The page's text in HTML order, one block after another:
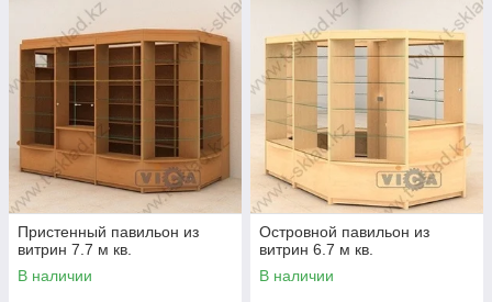
Пристенный павильон из
витрин 7.7 м кв.
В наличии
Островной павильон из
витрин 6.7 м кв.
В наличии